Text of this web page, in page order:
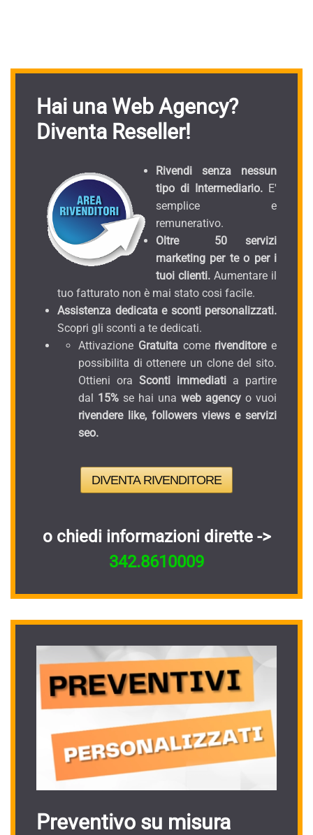
Hai una Web Agency?
Diventa Reseller!
Rivendi senza nessun
tipo di Intermediario. E'
semplice e
remunerativo.
Oltre 50 servizi
marketing per te o per i
tuoi clienti. Aumentare il
tuo fatturato non è mai stato cosi facile.
Assistenza dedicata e sconti personalizzati.
Scopri gli sconti a te dedicati.
Attivazione Gratuitacomerivenditoree
possibilita di ottenere un clone del sito.
Ottieni ora Sconti immediati a partire
dal 15% se hai una web agency o vuoi
rivendere like, followers views e servizi
seo.
DIVENTA RIVENDITORE
o chiedi informazioni dirette ->
342.8610009
Preventivo su misura